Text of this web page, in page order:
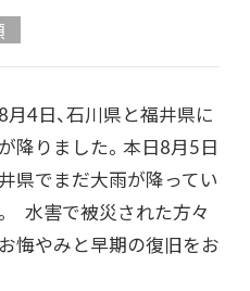
月4日、石川県と福井県に
降りました。本日8月5日
県でまだ大雨が降ってい
水害で被災された方々
悔やみと早期の復旧をお